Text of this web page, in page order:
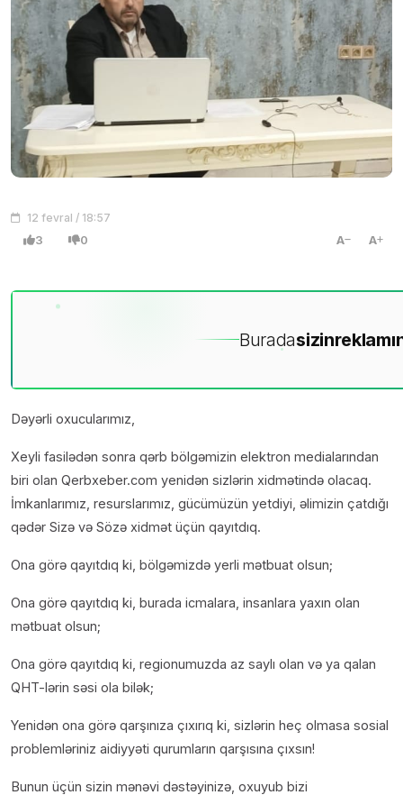
12 fevral / 18:57
3 0 A A
Buradasizin
Dəyərli oxucularımız,
Xeyli fasilədən sonra qərb bölgəmizin elektron medialarından
biri olan Qerbxeber.com yenidən sizlərin xidmətində olacaq.
İmkanlarımız, resurslarımız, gücümüzün yetdiyi, əlimizin çatdığı
qədər Sizə və Sözə xidmət üçün qayıtdıq.
Ona görə qayıtdıq ki, bölgəmizdə yerli mətbuat olsun;
Ona görə qayıtdıq ki, burada icmalara, insanlara yaxın olan
mətbuat olsun;
Ona görə qayıtdıq ki, regionumuzda az saylı olan və ya qalan
QHT-lərin səsi ola bilək;
Yenidən ona görə qarşınıza çıxırıq ki, sizlərin heç olmasa sosial
problemləriniz aidiyyəti qurumların qarşısına çıxsın!
Bunun üçün sizin mənəvi dəstəyinizə, oxuyub bizi